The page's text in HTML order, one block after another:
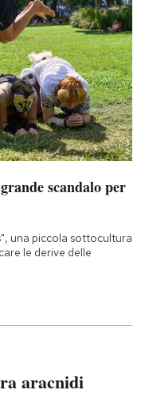
scandalo per
una piccola sottocultura
le derive delle
aracnidi